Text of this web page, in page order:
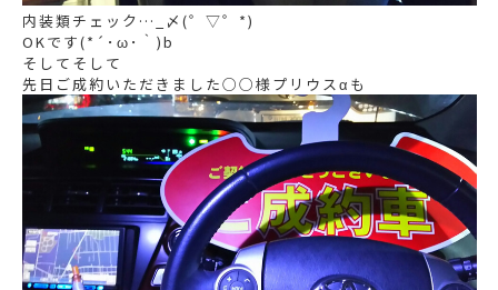
内装類チェック…_〆(゜▽゜*)
OKです(*´･ω･｀)b
そしてそして
先日ご成約いただきました○○様プリウスαも